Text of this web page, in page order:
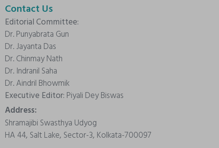
Contact Us
Editorial Committee:
Dr. Punyabrata Gun
Dr. Jayanta Das
Dr. Chinmay Nath
Dr. Indranil Saha
Dr. Aindril Bhowmik
Executive Editor: Piyali Dey Biswas
Address:
Shramajibi Swasthya Udyog
HA 44, Salt Lake, Sector-3, Kolkata-700097